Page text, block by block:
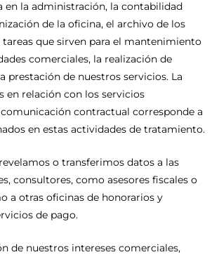
en la administración, la contabilidad
de la oficina, el archivo de los
tareas que sirven para el mantenimiento
comerciales, la realización de
prestación de nuestros servicios. La
en relación con los servicios
contractual corresponde a
en estas actividades de tratamiento.
o transferimos datos a las
consultores, como asesores fiscales o
a otras oficinas de honorarios y
de pago.
de nuestros intereses comerciales,